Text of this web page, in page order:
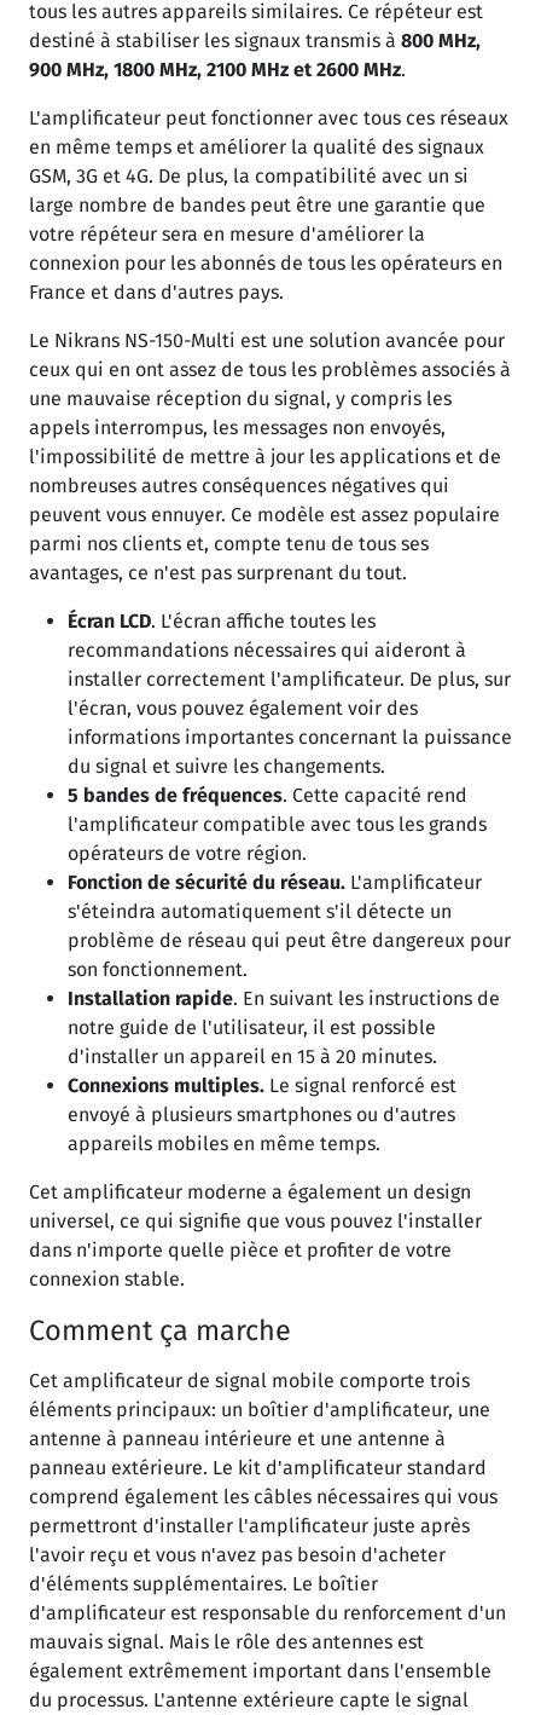
tous les autres appareils similaires. Ce répéteur est
destiné à stabiliser les signaux transmis à 800 MHz,
900 MHz, 1800 MHz, 2100 MHz et 2600 MHz.
L'amplificateur peut fonctionner avec tous ces réseaux
en même temps et améliorer la qualité des signaux
GSM, 3G et 4G. De plus, la compatibilité avec un si
large nombre de bandes peut être une garantie que
votre répéteur sera en mesure d'améliorer la
connexion pour les abonnés de tous les opérateurs en
France et dans d'autres pays.
Le Nikrans NS-150-Multi est une solution avancée pour
ceux qui en ont assez de tous les problèmes associés à
une mauvaise réception du signal, y compris les
appels interrompus, les messages non envoyés,
l'impossibilité de mettre à jour les applications et de
nombreuses autres conséquences négatives qui
peuvent vous ennuyer. Ce modèle est assez populaire
parmi nos clients et, compte tenu de tous ses
avantages, ce n'est pas surprenant du tout.
Écran LCD. L'écran affiche toutes les
recommandations nécessaires qui aideront à
installer correctement l'amplificateur. De plus, sur
l'écran, vous pouvez également voir des
informations importantes concernant la puissance
du signal et suivre les changements.
5 bandes de fréquences. Cette capacité rend
l'amplificateur compatible avec tous les grands
opérateurs de votre région.
Fonction de sécurité du réseau. L'amplificateur
s'éteindra automatiquement s'il détecte un
problème de réseau qui peut être dangereux pour
son fonctionnement.
Installation rapide. En suivant les instructions de
notre guide de l'utilisateur, il est possible
d'installer un appareil en 15 à 20 minutes.
Connexions multiples. Le signal renforcé est
envoyé à plusieurs smartphones ou d'autres
appareils mobiles en même temps.
Cet amplificateur moderne a également un design
universel, ce qui signifie que vous pouvez l'installer
dans n'importe quelle pièce et profiter de votre
connexion stable.
Comment ça marche
Cet amplificateur de signal mobile comporte trois
éléments principaux: un boîtier d'amplificateur, une
antenne à panneau intérieure et une antenne à
panneau extérieure. Le kit d'amplificateur standard
comprend également les câbles nécessaires qui vous
permettront d'installer l'amplificateur juste après
l'avoir reçu et vous n'avez pas besoin d'acheter
d'éléments supplémentaires. Le boîtier
d'amplificateur est responsable du renforcement d'un
mauvais signal. Mais le rôle des antennes est
également extrêmement important dans l'ensemble
du processus. L'antenne extérieure capte le signal